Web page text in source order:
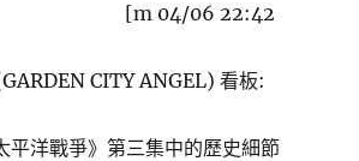
[m 04/06 22:42
CITY ANGEL) 看板:
洋戰爭》第三集中的歷史細節